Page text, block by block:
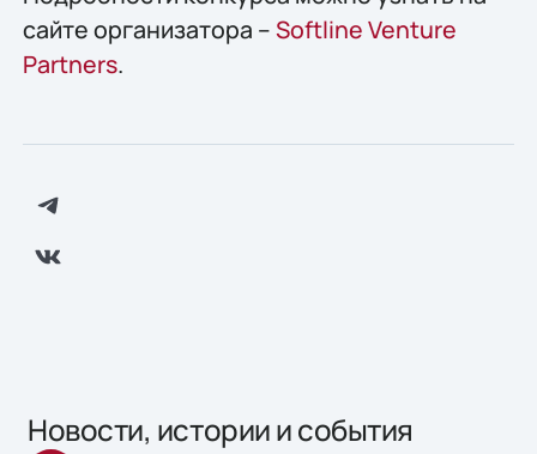
сайте организатора –Softline Venture
Partners.
Новости, истории и события